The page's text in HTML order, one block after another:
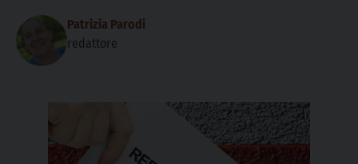
Patrizia Parodi
redattore